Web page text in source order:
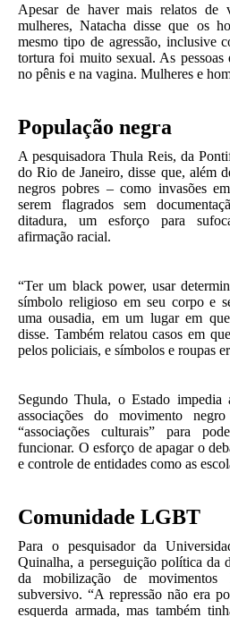
Apesar de haver mais relatos de
mulheres, Natacha disse que os
mesmo tipo de agressão, inclusive
tortura foi muito sexual. As pessoas
no pênis e na vagina. Mulheres e
População negra
A pesquisadora Thula Reis, da
do Rio de Janeiro, disse que, além
negros pobres – como invasões
serem flagrados sem
ditadura, um esforço para
afirmação racial.
“Ter um black power, usar
símbolo religioso em seu corpo e
uma ousadia, em um lugar em
disse. Também relatou casos em
pelos policiais, e símbolos e roupas
Segundo Thula, o Estado impedia
associações do movimento
“associações culturais” para
funcionar. O esforço de apagar o
e controle de entidades como as
Comunidade LGBT
Para o pesquisador da
Quinalha, a perseguição política
da mobilização de
subversivo. “A repressão não era
esquerda armada, mas também